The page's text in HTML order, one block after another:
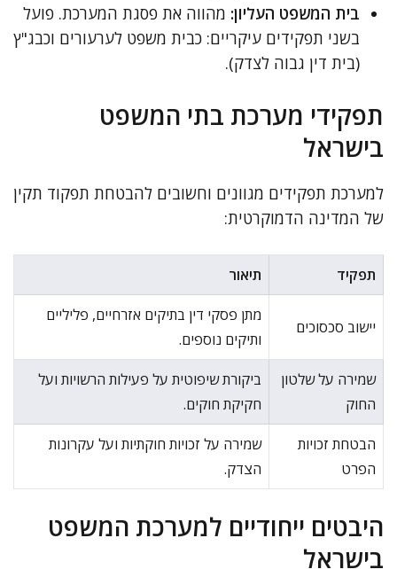
בית המשפט העליון: מהווה את פסגת המערכת. פועל
בשני תפקידים עיקריים: כבית משפט לערעורים וכבג"ץ
(בית דין גבוה לצדק).
תפקידי מערכת בתי המשפט
בישראל
למערכת תפקידים מגוונים וחשובים להבטחת תפקוד תקין
של המדינה הדמוקרטית:
תפקיד תיאור
יישוב סכסוכים
מתן פסקי דין בתיקים אזרחיים, פליליים
ותיקים נוספים.
שמירה על שלטון
החוק
ביקורת שיפוטית על פעילות הרשויות ועל
חקיקת חוקים.
הבטחת זכויות
הפרט
שמירה על זכויות חוקתיות ועל עקרונות
הצדק.
היבטים ייחודיים למערכת המשפט
בישראל